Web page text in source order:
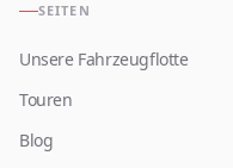
SEITEN
Unsere Fahrzeugflotte
Touren
Blog